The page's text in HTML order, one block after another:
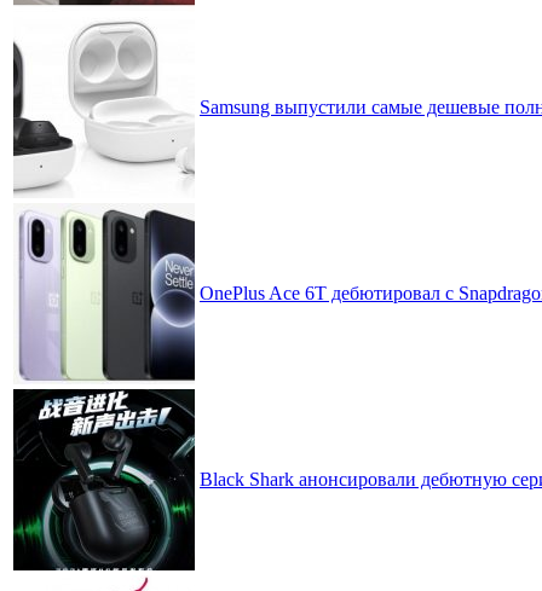
Samsung выпустили самые дешевые
OnePlus Ace 6T дебютировал с
Black Shark анонсировали дебютную